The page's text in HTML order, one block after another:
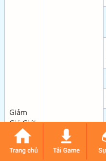
Giảm
Giá Giới
Hạn 2
Diễn ra
Thứ 2 -
Giảm giá vật
phẩm